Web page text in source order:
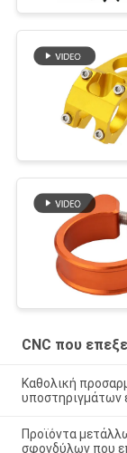
CNC που
Καθολική
υποστηριγμάτων
Προϊόντα
σφονδύλων που